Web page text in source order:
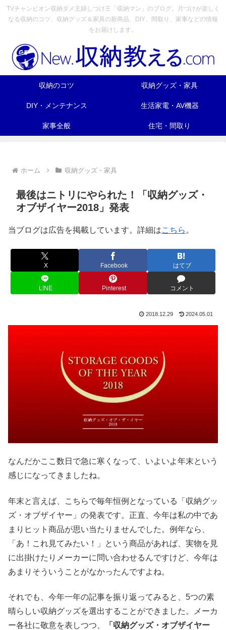
TVチャンピオン収納ダメ主婦しつけ王「収納マン」のブログ。片づけが楽しく
なる収納のコツ、収納グッズ＆家具の新商品、DIY、間取り、家事などの情報
をお届けします。
収納のコツ 収納グッズ・家具
DIY・メンテナンス 生活家電・AV機器
家事全般 住宅・間取り
ホーム 収納グッズ・家具
最後はニトリにやられた！「収納グッズ・
オブザイヤー2018」発表
当ブログは広告を掲載しています。詳細はこちら 。
X Facebook はてブ
LINE Pinterest コメント
2018.12.29 2024.05.01
なんだかここ数日で急に寒くなって、いよいよ年末という
感じになってきましたね。
年末と言えば、こちらで毎年恒例となっている「収納グッ
ズ・オブザイヤー」の発表です。正直、今年は私の中であ
まりヒット商品が思い当たりませんでした。例年なら、
「あ！これ見てみたい！」という商品があれば、実物を見
に出掛けたりメーカーに問い合わせるんですけど、今年は
あまりそういうことがなかったんですよね。
それでも、今年一年の記事を振り返ってみると、5つの素
晴らしい収納グッズを選出することができました。メーカ
ー各社に敬意を表しつつ、
「収納グッズ・オブザイヤー